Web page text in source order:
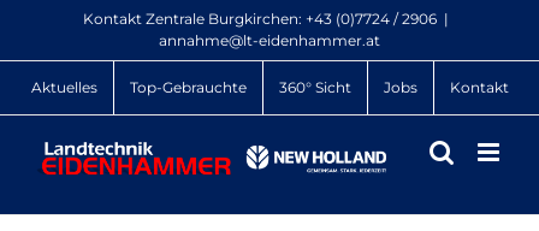
springen
Kontakt Zentrale Burgkirchen: +43 (0)7724 / 2906 |
annahme@lt-eidenhammer.at
Aktuelles Top-Gebrauchte 360° Sicht Jobs Kontakt